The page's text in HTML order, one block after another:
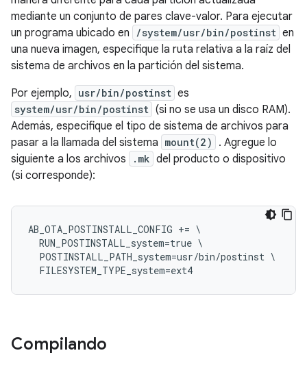
mediante un conjunto de pares clave-valor. Para ejecutar
un programa ubicado en
/system/usr/bin/postinst en
una nueva imagen, especifique la ruta relativa a la raíz del
sistema de archivos en la partición del sistema.
Por ejemplo, usr/bin/postinst es
system/usr/bin/postinst (si no se usa un disco RAM).
Además, especifique el tipo de sistema de archivos para
pasar a la llamada del sistema mount(2)
. Agregue lo
siguiente a los archivos
.mk del producto o dispositivo
(si corresponde):
AB_OTA_POSTINSTALL_CONFIG += \
  RUN_POSTINSTALL_system=true \
  POSTINSTALL_PATH_system=usr/bin/postinst \
Compilando